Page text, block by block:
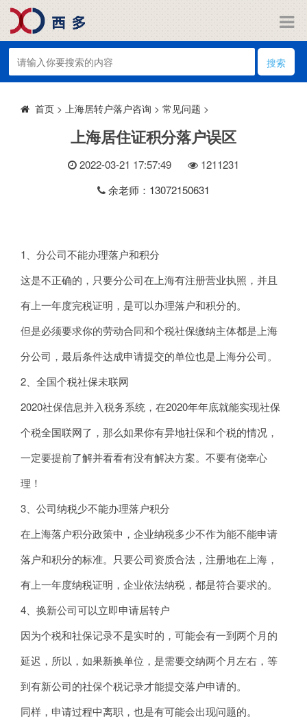
搜索
首页 > 上海居转户落户咨询 > 常见问题 >
上海居住证积分落户误区
2022-03-21 17:57:49 1211231
余老师：13072150631
1、分公司不能办理落户和积分
这是不正确的，只要分公司在上海有注册营业执照，并且
有上一年度完税证明，是可以办理落户和积分的。
但是必须要求你的劳动合同和个税社保缴纳主体都是上海
分公司，最后条件达成申请提交的单位也是上海分公司。
2、全国个税社保未联网
2020社保信息并入税务系统，在2020年年底就能实现社保
个税全国联网了，那么如果你有异地社保和个税的情况，
一定要提前了解并看看有没有解决方案。不要有侥幸心
理！
3、公司纳税少不能办理落户积分
在上海落户积分政策中，企业纳税多少不作为能不能申请
落户和积分的标准。只要公司资质合法，注册地在上海，
有上一年度纳税证明，企业依法纳税，都是符合要求的。
4、换新公司可以立即申请居转户
因为个税和社保记录不是实时的，可能会有一到两个月的
延迟，所以，如果新换单位，是需要交纳两个月左右，等
到有新公司的社保个税记录才能提交落户申请的。
同样，申请过程中离职，也是有可能会出现问题的。